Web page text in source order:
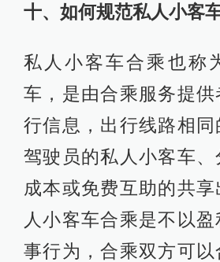
十、如何规范私人小客
私人小客车合乘也称
车，是由合乘服务提供
行信息，出行线路相
驾驶员的私人小客车
成本或免费互助的共
人小客车合乘是不以
事行为，合乘双方可